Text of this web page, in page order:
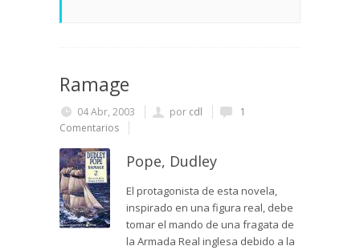
Ramage
04 Abr, 2003 por cdl
1
Comentarios
Pope, Dudley
El protagonista de esta novela,
inspirado en una figura real, debe
tomar el mando de una fragata de
la Armada Real inglesa debido a la